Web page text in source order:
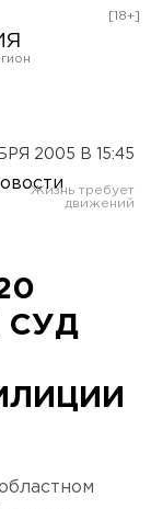
[18+]
2005 В 15:45
СУД